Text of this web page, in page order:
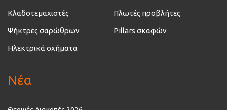
Κλαδοτεμαχιστές Πλωτές προβλήτες
Ψήκτρες σαρώθρων Pillars σκαφών
Ηλεκτρικά οχήματα
Νέα